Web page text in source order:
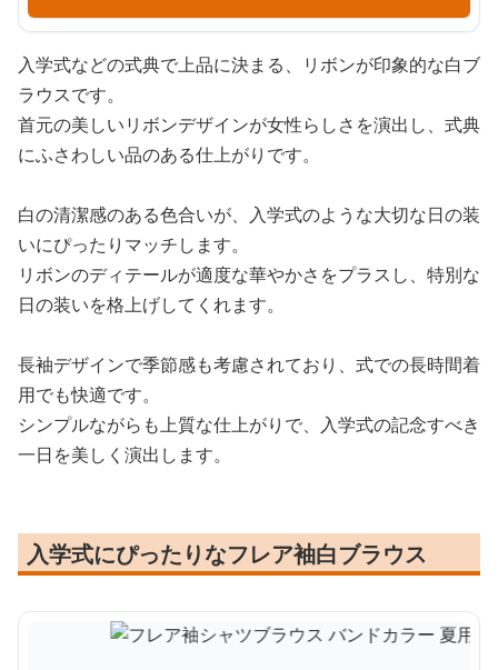
入学式などの式典で上品に決まる、リボンが印象的な白ブ
ラウスです。
首元の美しいリボンデザインが女性らしさを演出し、式典
にふさわしい品のある仕上がりです。
白の清潔感のある色合いが、入学式のような大切な日の装
いにぴったりマッチします。
リボンのディテールが適度な華やかさをプラスし、特別な
日の装いを格上げしてくれます。
長袖デザインで季節感も考慮されており、式での長時間着
用でも快適です。
シンプルながらも上質な仕上がりで、入学式の記念すべき
一日を美しく演出します。
入学式にぴったりなフレア袖白ブラウス